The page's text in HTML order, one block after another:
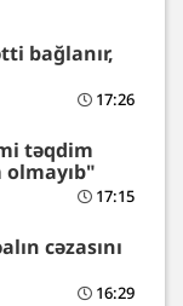
bağlanır,
17:26
təqdim
17:15
cəzasını
16:29